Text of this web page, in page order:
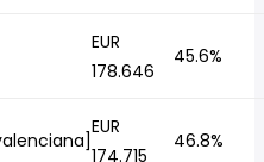
EUR
178.646
45.6%
EUR
174.715
46.8%